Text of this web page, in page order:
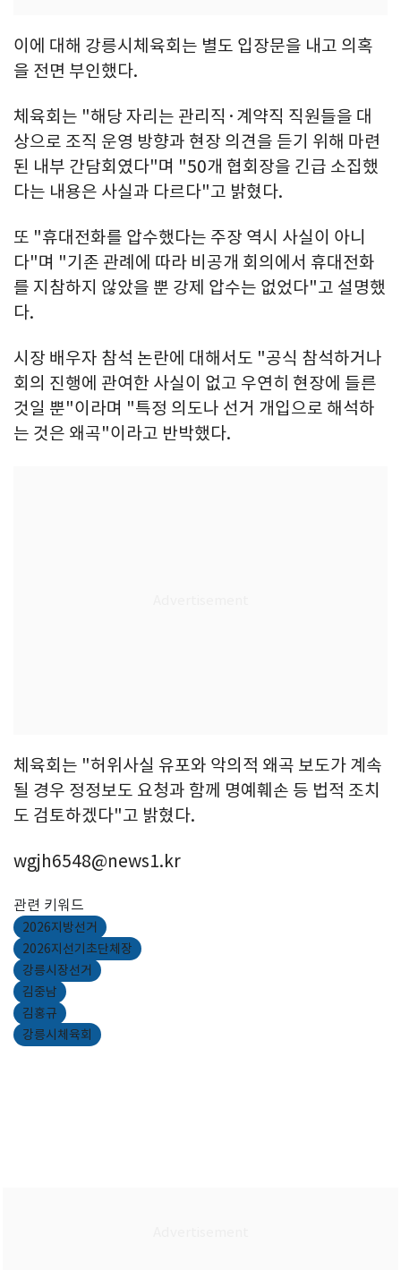
이에 대해 강릉시체육회는 별도 입장문을 내고 의혹
을 전면 부인했다.
체육회는 "해당 자리는 관리직·계약직 직원들을 대
상으로 조직 운영 방향과 현장 의견을 듣기 위해 마련
된 내부 간담회였다"며 "50개 협회장을 긴급 소집했
다는 내용은 사실과 다르다"고 밝혔다.
또 "휴대전화를 압수했다는 주장 역시 사실이 아니
다"며 "기존 관례에 따라 비공개 회의에서 휴대전화
를 지참하지 않았을 뿐 강제 압수는 없었다"고 설명했
다.
시장 배우자 참석 논란에 대해서도 "공식 참석하거나
회의 진행에 관여한 사실이 없고 우연히 현장에 들른
것일 뿐"이라며 "특정 의도나 선거 개입으로 해석하
는 것은 왜곡"이라고 반박했다.
체육회는 "허위사실 유포와 악의적 왜곡 보도가 계속
될 경우 정정보도 요청과 함께 명예훼손 등 법적 조치
도 검토하겠다"고 밝혔다.
wgjh6548@news1.kr
관련 키워드
2026지방선거
2026지선기초단체장
강릉시장선거
김중남
김홍규
강릉시체육회